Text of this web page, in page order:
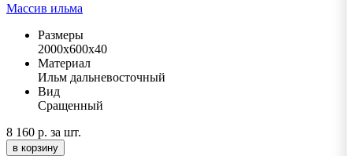
Массив ильма
Размеры
2000х600х40
Материал
Ильм дальневосточный
Вид
Сращенный
8 160 р. за шт.
в корзину